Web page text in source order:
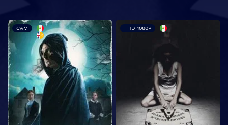
CAM FHD 1080P